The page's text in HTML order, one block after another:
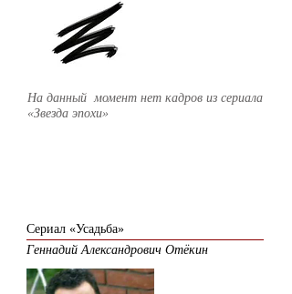
На данный момент нет кадров из сериала
«Звезда эпохи»
Сериал «Усадьба»
Геннадий Александрович Отёкин